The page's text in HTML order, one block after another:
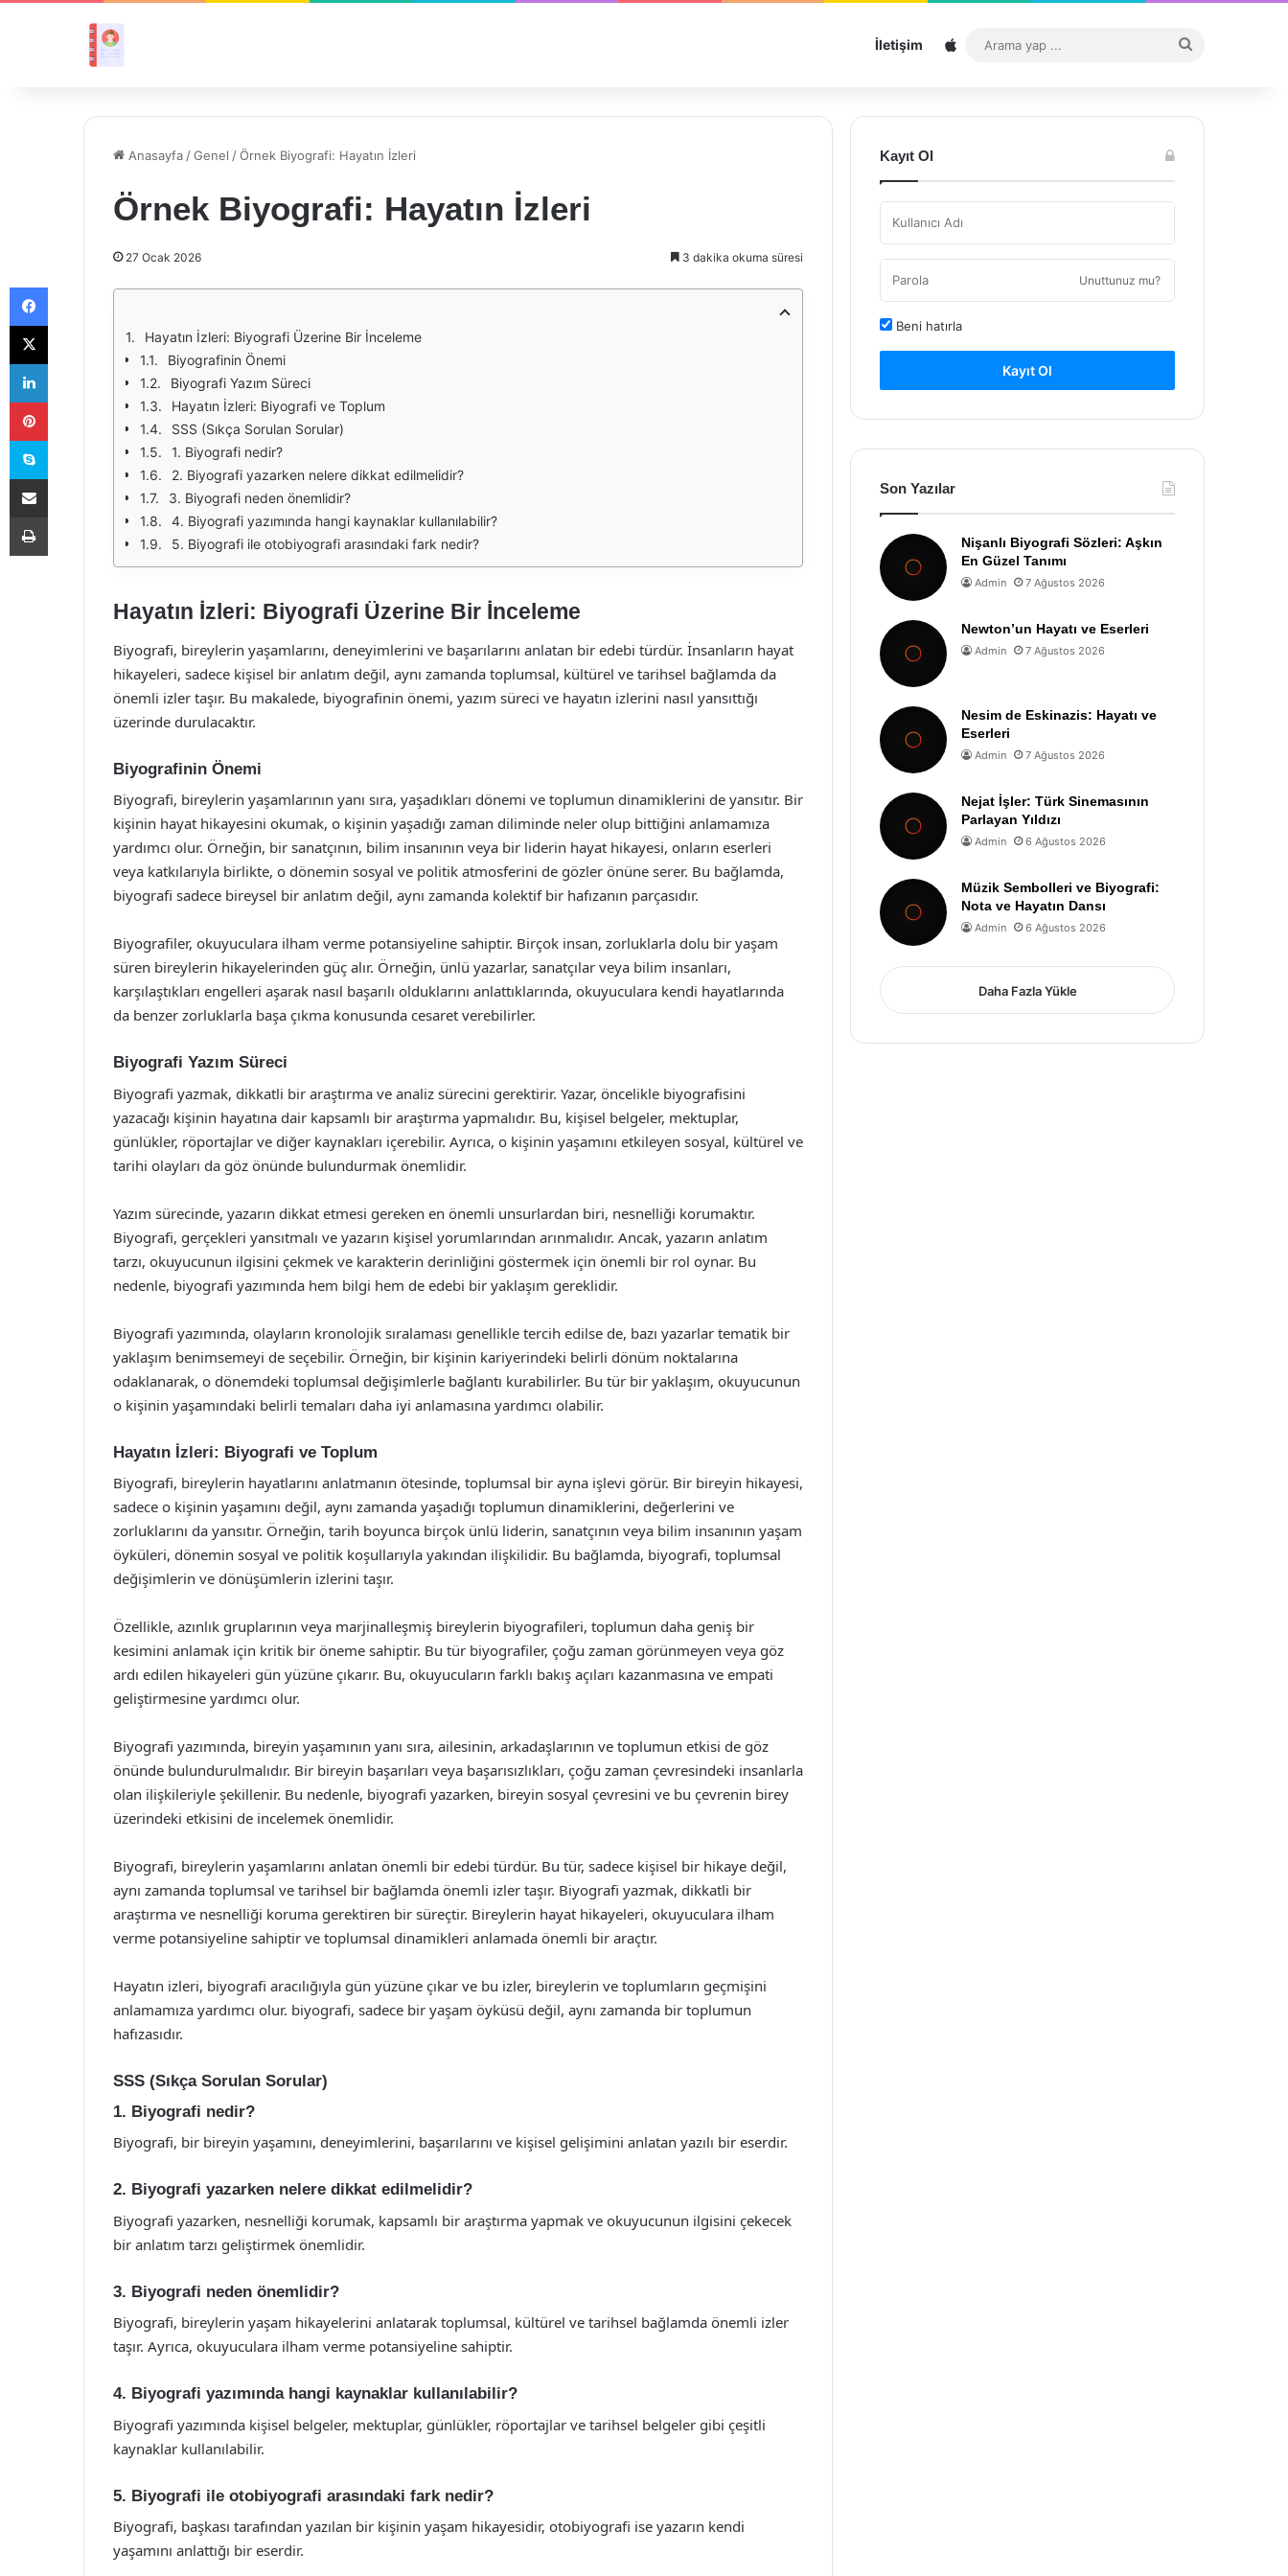
İletişim Sitemap
...
Anasayfa /Genel /Örnek Biyografi: Hayatın İzleri
Örnek Biyografi: Hayatın İzleri
27 Ocak 2026 3 dakika okuma süresi
Hayatın İzleri: Biyografi Üzerine Bir İnceleme
Biyografinin Önemi
Biyografi Yazım Süreci
Hayatın İzleri: Biyografi ve Toplum
SSS (Sıkça Sorulan Sorular)
1. Biyografi nedir?
2. Biyografi yazarken nelere dikkat edilmelidir?
3. Biyografi neden önemlidir?
4. Biyografi yazımında hangi kaynaklar kullanılabilir?
5. Biyografi ile otobiyografi arasındaki fark nedir?
Hayatın İzleri: Biyografi Üzerine Bir İnceleme
Biyografi, bireylerin yaşamlarını, deneyimlerini ve başarılarını anlatan bir edebi türdür. İnsanların hayat
hikayeleri, sadece kişisel bir anlatım değil, aynı zamanda toplumsal, kültürel ve tarihsel bağlamda da
önemli izler taşır. Bu makalede, biyografinin önemi, yazım süreci ve hayatın izlerini nasıl yansıttığı
üzerinde durulacaktır.
Biyografinin Önemi
Biyografi, bireylerin yaşamlarının yanı sıra, yaşadıkları dönemi ve toplumun dinamiklerini de yansıtır. Bir
kişinin hayat hikayesini okumak, o kişinin yaşadığı zaman diliminde neler olup bittiğini anlamamıza
yardımcı olur. Örneğin, bir sanatçının, bilim insanının veya bir liderin hayat hikayesi, onların eserleri
veya katkılarıyla birlikte, o dönemin sosyal ve politik atmosferini de gözler önüne serer. Bu bağlamda,
biyografi sadece bireysel bir anlatım değil, aynı zamanda kolektif bir hafızanın parçasıdır.
Biyografiler, okuyuculara ilham verme potansiyeline sahiptir. Birçok insan, zorluklarla dolu bir yaşam
süren bireylerin hikayelerinden güç alır. Örneğin, ünlü yazarlar, sanatçılar veya bilim insanları,
karşılaştıkları engelleri aşarak nasıl başarılı olduklarını anlattıklarında, okuyuculara kendi hayatlarında
da benzer zorluklarla başa çıkma konusunda cesaret verebilirler.
Biyografi Yazım Süreci
Biyografi yazmak, dikkatli bir araştırma ve analiz sürecini gerektirir. Yazar, öncelikle biyografisini
yazacağı kişinin hayatına dair kapsamlı bir araştırma yapmalıdır. Bu, kişisel belgeler, mektuplar,
günlükler, röportajlar ve diğer kaynakları içerebilir. Ayrıca, o kişinin yaşamını etkileyen sosyal, kültürel ve
tarihi olayları da göz önünde bulundurmak önemlidir.
Yazım sürecinde, yazarın dikkat etmesi gereken en önemli unsurlardan biri, nesnelliği korumaktır.
Biyografi, gerçekleri yansıtmalı ve yazarın kişisel yorumlarından arınmalıdır. Ancak, yazarın anlatım
tarzı, okuyucunun ilgisini çekmek ve karakterin derinliğini göstermek için önemli bir rol oynar. Bu
nedenle, biyografi yazımında hem bilgi hem de edebi bir yaklaşım gereklidir.
Biyografi yazımında, olayların kronolojik sıralaması genellikle tercih edilse de, bazı yazarlar tematik bir
yaklaşım benimsemeyi de seçebilir. Örneğin, bir kişinin kariyerindeki belirli dönüm noktalarına
odaklanarak, o dönemdeki toplumsal değişimlerle bağlantı kurabilirler. Bu tür bir yaklaşım, okuyucunun
o kişinin yaşamındaki belirli temaları daha iyi anlamasına yardımcı olabilir.
Hayatın İzleri: Biyografi ve Toplum
Biyografi, bireylerin hayatlarını anlatmanın ötesinde, toplumsal bir ayna işlevi görür. Bir bireyin hikayesi,
sadece o kişinin yaşamını değil, aynı zamanda yaşadığı toplumun dinamiklerini, değerlerini ve
zorluklarını da yansıtır. Örneğin, tarih boyunca birçok ünlü liderin, sanatçının veya bilim insanının yaşam
öyküleri, dönemin sosyal ve politik koşullarıyla yakından ilişkilidir. Bu bağlamda, biyografi, toplumsal
değişimlerin ve dönüşümlerin izlerini taşır.
Özellikle, azınlık gruplarının veya marjinalleşmiş bireylerin biyografileri, toplumun daha geniş bir
kesimini anlamak için kritik bir öneme sahiptir. Bu tür biyografiler, çoğu zaman görünmeyen veya göz
ardı edilen hikayeleri gün yüzüne çıkarır. Bu, okuyucuların farklı bakış açıları kazanmasına ve empati
geliştirmesine yardımcı olur.
Biyografi yazımında, bireyin yaşamının yanı sıra, ailesinin, arkadaşlarının ve toplumun etkisi de göz
önünde bulundurulmalıdır. Bir bireyin başarıları veya başarısızlıkları, çoğu zaman çevresindeki insanlarla
olan ilişkileriyle şekillenir. Bu nedenle, biyografi yazarken, bireyin sosyal çevresini ve bu çevrenin birey
üzerindeki etkisini de incelemek önemlidir.
Biyografi, bireylerin yaşamlarını anlatan önemli bir edebi türdür. Bu tür, sadece kişisel bir hikaye değil,
aynı zamanda toplumsal ve tarihsel bir bağlamda önemli izler taşır. Biyografi yazmak, dikkatli bir
araştırma ve nesnelliği koruma gerektiren bir süreçtir. Bireylerin hayat hikayeleri, okuyuculara ilham
verme potansiyeline sahiptir ve toplumsal dinamikleri anlamada önemli bir araçtır.
Hayatın izleri, biyografi aracılığıyla gün yüzüne çıkar ve bu izler, bireylerin ve toplumların geçmişini
anlamamıza yardımcı olur. biyografi, sadece bir yaşam öyküsü değil, aynı zamanda bir toplumun
hafızasıdır.
SSS (Sıkça Sorulan Sorular)
1. Biyografi nedir?
Biyografi, bir bireyin yaşamını, deneyimlerini, başarılarını ve kişisel gelişimini anlatan yazılı bir eserdir.
2. Biyografi yazarken nelere dikkat edilmelidir?
Biyografi yazarken, nesnelliği korumak, kapsamlı bir araştırma yapmak ve okuyucunun ilgisini çekecek
bir anlatım tarzı geliştirmek önemlidir.
3. Biyografi neden önemlidir?
Biyografi, bireylerin yaşam hikayelerini anlatarak toplumsal, kültürel ve tarihsel bağlamda önemli izler
taşır. Ayrıca, okuyuculara ilham verme potansiyeline sahiptir.
4. Biyografi yazımında hangi kaynaklar kullanılabilir?
Biyografi yazımında kişisel belgeler, mektuplar, günlükler, röportajlar ve tarihsel belgeler gibi çeşitli
kaynaklar kullanılabilir.
5. Biyografi ile otobiyografi arasındaki fark nedir?
Biyografi, başkası tarafından yazılan bir kişinin yaşam hikayesidir, otobiyografi ise yazarın kendi
yaşamını anlattığı bir eserdir.
Kayıt Ol
Unuttunuz mu?
Beni hatırla
Kayıt Ol
Son Yazılar
Nişanlı Biyografi Sözleri: Aşkın
En Güzel Tanımı
Admin 7 Ağustos 2026
Newton’un Hayatı ve Eserleri
Admin 7 Ağustos 2026
Nesim de Eskinazis: Hayatı ve
Eserleri
Admin 7 Ağustos 2026
Nejat İşler: Türk Sinemasının
Parlayan Yıldızı
Admin 6 Ağustos 2026
Müzik Sembolleri ve Biyografi:
Nota ve Hayatın Dansı
Admin 6 Ağustos 2026
Daha Fazla Yükle
Facebook
X
LinkedIn
Pinterest
Skype
E-Posta ile paylaş